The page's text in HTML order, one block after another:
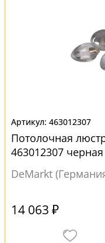
463012307
Потолочная
463012307 черная
DeMarkt
14 063 ₽